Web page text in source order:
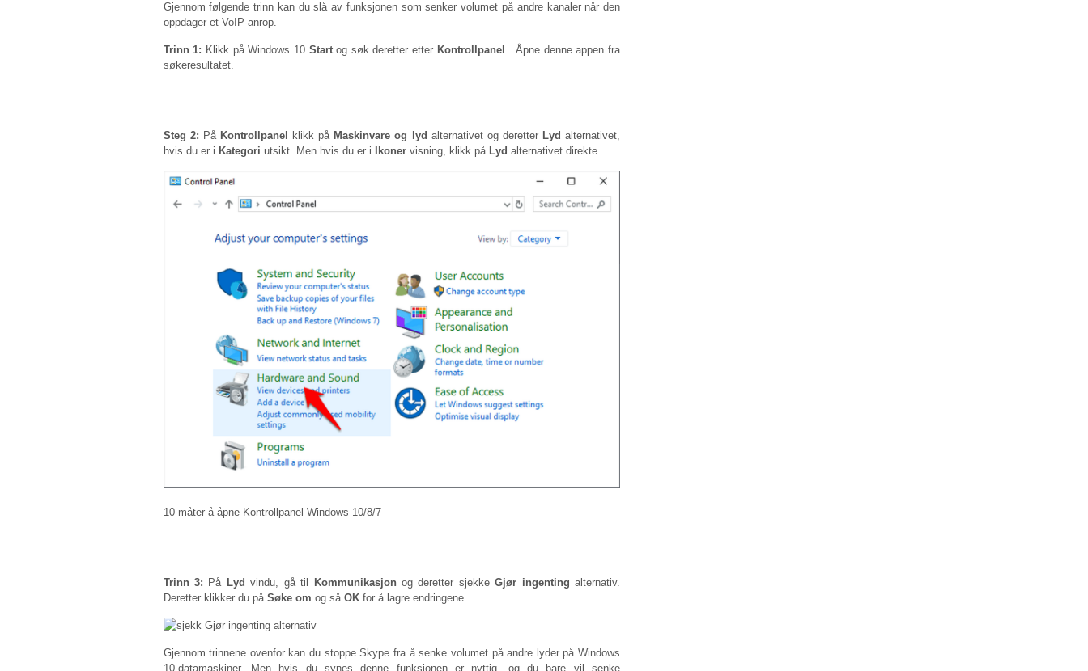
Gjennom følgende trinn kan du slå av funksjonen som senker volumet på andre kanaler når den
oppdager et VoIP-anrop.
Trinn 1: Klikk på Windows 10 Startog søk deretter etter Kontrollpanel . Åpne denne appen fra
søkeresultatet.
Steg 2: På Kontrollpanel klikk på Maskinvare og lyd alternativet og deretter Lyd alternativet,
hvis du er i Kategori utsikt. Men hvis du er i Ikonervisning, klikk på Lyd alternativet direkte.
10 måter å åpne Kontrollpanel Windows 10/8/7
Trinn 3: På Lyd vindu, gå til Kommunikasjonog deretter sjekkeGjør ingenting alternativ.
Deretter klikker du på Søke om og så OKfor å lagre endringene.
Gjennom trinnene ovenfor kan du stoppe Skype fra å senke volumet på andre lyder på Windows
10-datamaskiner. Men hvis du synes denne funksjonen er nyttig, og du bare vil senke